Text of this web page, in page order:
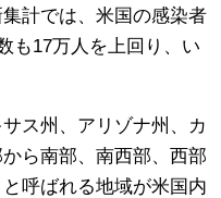
計では、米国の感染者
も17万人を上回り、い
ス州、アリゾナ州、カ
ら南部、南西部、西部
呼ばれる地域が米国内